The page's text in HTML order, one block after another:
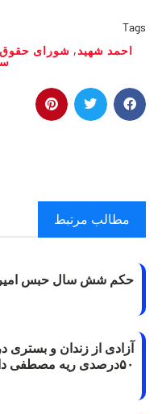
Tags
احمد شهيد, شورای
مطالب مرتبط
حکم شش سال حبس
آزادی از زندان و بستری
۵۰درصدی ریه مصطفی دانشجو